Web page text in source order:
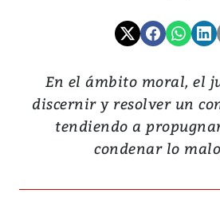
En el ámbito moral, el
discernir y resolver un
tendiendo a
condenar lo